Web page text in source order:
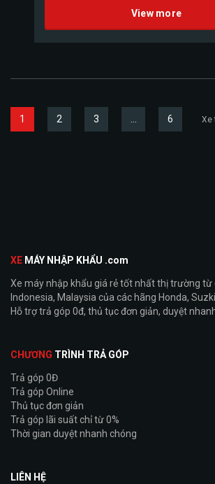
View more
1 2 3 … 6 Xe
XE MÁY NHẬP KHẨU .com
Xe máy nhập khẩu giá rẻ tốt nhất thị trường từ
Indonesia, Malaysia của các hãng Honda,
Hỗ trợ trả góp 0đ, thủ tục đơn giản, duyệt
CHƯƠNG TRÌNH TRẢ GÓP
Trả góp 0Đ
Trả góp Online
Thủ tục đơn giản
Trả góp lãi suất chỉ từ 0%
Thời gian duyệt nhanh chóng
LIÊN HỆ